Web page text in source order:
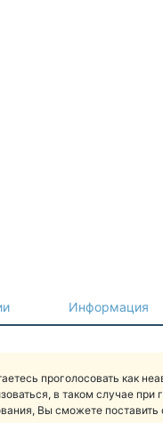
Информация
проголосовать как
в таком случае при
Вы сможете поставить